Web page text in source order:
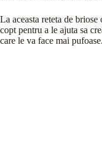
La aceasta reteta de
copt pentru a le ajuta sa
care le va face mai pufoase.